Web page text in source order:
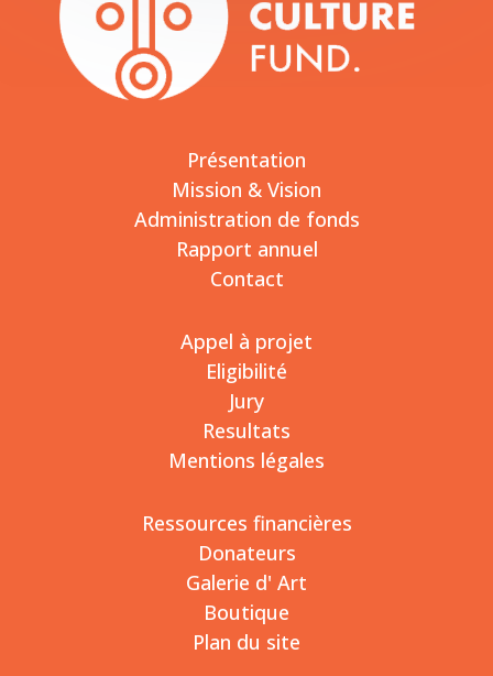
Présentation
Mission & Vision
Administration de fonds
Rapport annuel
Contact
Appel à projet
Eligibilité
Jury
Resultats
Mentions légales
Ressources financières
Donateurs
Galerie d' Art
Boutique
Plan du site